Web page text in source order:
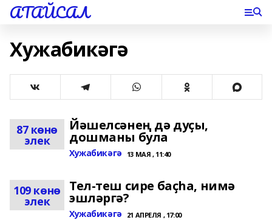
АТАЙСАЛ
Хужабикәгә
87 көнө
элек
Йәшелсәнең дә дуҫы,
дошманы була
Хужабикәгә 13 МАЯ , 11:40
109 көнө
элек
Тел-теш сире баҫһа, нимә
эшләргә?
Хужабикәгә 21 АПРЕЛЯ , 17:00